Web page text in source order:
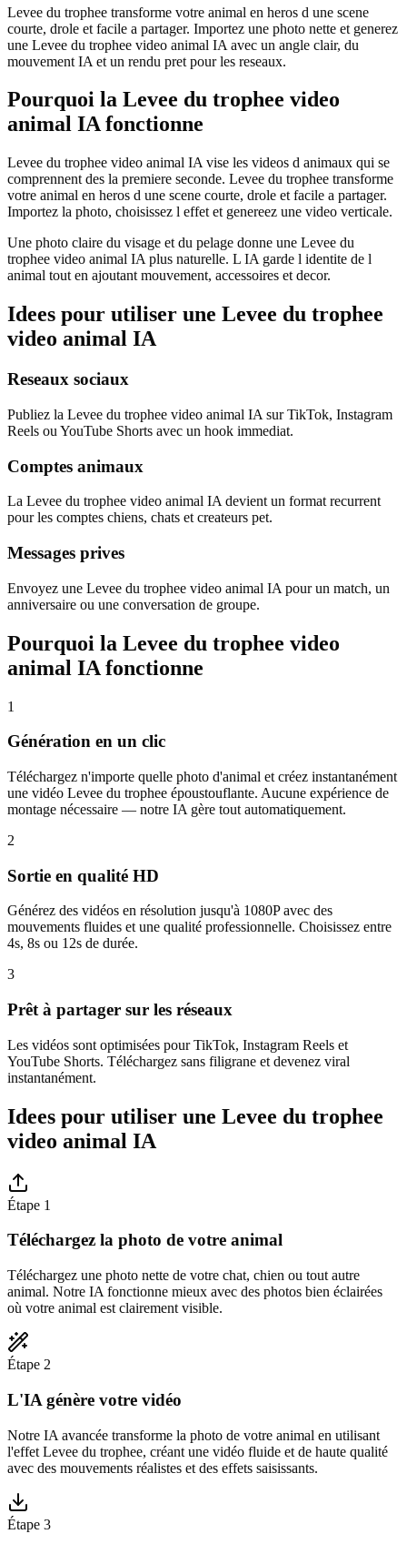
Levee du trophee transforme votre animal en heros d une scene
courte, drole et facile a partager. Importez une photo nette et generez
une Levee du trophee video animal IA avec un angle clair, du
mouvement IA et un rendu pret pour les reseaux.
Pourquoi la Levee du trophee video
animal IA fonctionne
Levee du trophee video animal IA vise les videos d animaux qui se
comprennent des la premiere seconde. Levee du trophee transforme
votre animal en heros d une scene courte, drole et facile a partager.
Importez la photo, choisissez l effet et genereez une video verticale.
Une photo claire du visage et du pelage donne une Levee du
trophee video animal IA plus naturelle. L IA garde l identite de l
animal tout en ajoutant mouvement, accessoires et decor.
Idees pour utiliser une Levee du trophee
video animal IA
Reseaux sociaux
Publiez la Levee du trophee video animal IA sur TikTok, Instagram
Reels ou YouTube Shorts avec un hook immediat.
Comptes animaux
La Levee du trophee video animal IA devient un format recurrent
pour les comptes chiens, chats et createurs pet.
Messages prives
Envoyez une Levee du trophee video animal IA pour un match, un
anniversaire ou une conversation de groupe.
Pourquoi la Levee du trophee video
animal IA fonctionne
1
Génération en un clic
Téléchargez n'importe quelle photo d'animal et créez instantanément
une vidéo Levee du trophee époustouflante. Aucune expérience de
montage nécessaire — notre IA gère tout automatiquement.
2
Sortie en qualité HD
Générez des vidéos en résolution jusqu'à 1080P avec des
mouvements fluides et une qualité professionnelle. Choisissez entre
4s, 8s ou 12s de durée.
3
Prêt à partager sur les réseaux
Les vidéos sont optimisées pour TikTok, Instagram Reels et
YouTube Shorts. Téléchargez sans filigrane et devenez viral
instantanément.
Idees pour utiliser une Levee du trophee
video animal IA
Étape 1
Téléchargez la photo de votre animal
Téléchargez une photo nette de votre chat, chien ou tout autre
animal. Notre IA fonctionne mieux avec des photos bien éclairées
où votre animal est clairement visible.
Étape 2
L'IA génère votre vidéo
Notre IA avancée transforme la photo de votre animal en utilisant
l'effet Levee du trophee, créant une vidéo fluide et de haute qualité
avec des mouvements réalistes et des effets saisissants.
Étape 3